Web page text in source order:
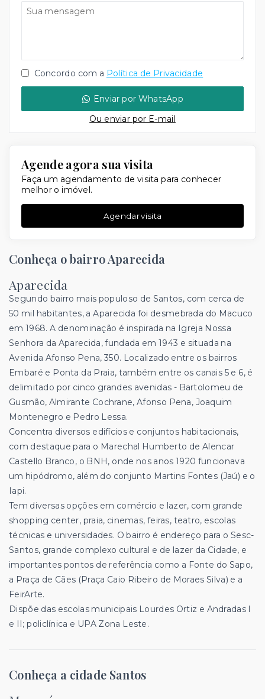
Concordo com a Política de Privacidade
Enviar por WhatsApp
Ou enviar por E-mail
Agende agora sua visita
Faça um agendamento de visita para conhecer
melhor o imóvel.
Agendar visita
Conheça o bairro Aparecida
Aparecida
Segundo bairro mais populoso de Santos, com cerca de
50 mil habitantes, a Aparecida foi desmebrada do Macuco
em 1968. A denominação é inspirada na Igreja Nossa
Senhora da Aparecida, fundada em 1943 e situada na
Avenida Afonso Pena, 350. Localizado entre os bairros
Embaré e Ponta da Praia, também entre os canais 5 e 6, é
delimitado por cinco grandes avenidas - Bartolomeu de
Gusmão, Almirante Cochrane, Afonso Pena, Joaquim
Montenegro e Pedro Lessa.
Concentra diversos edifícios e conjuntos habitacionais,
com destaque para o Marechal Humberto de Alencar
Castello Branco, o BNH, onde nos anos 1920 funcionava
um hipódromo, além do conjunto Martins Fontes (Jaú) e o
Iapi.
Tem diversas opções em comércio e lazer, com grande
shopping center, praia, cinemas, feiras, teatro, escolas
técnicas e universidades. O bairro é endereço para o Sesc-
Santos, grande complexo cultural e de lazer da Cidade, e
importantes pontos de referência como a Fonte do Sapo,
a Praça de Cães (Praça Caio Ribeiro de Moraes Silva) e a
FeirArte.
Dispõe das escolas municipais Lourdes Ortiz e Andradas I
e II; policlínica e UPA Zona Leste.
Conheça a cidade Santos